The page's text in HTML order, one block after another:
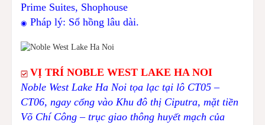
Prime Suites, Shophouse
◉Pháp lý: Sổ hồng lâu dài.
VỊ TRÍ NOBLE WEST LAKE HA NOI
Noble West Lake Ha Noi tọa lạc tại lô CT05 –
CT06, ngay cổng vào Khu đô thị Ciputra, mặt tiền
Võ Chí Công – trục giao thông huyết mạch của